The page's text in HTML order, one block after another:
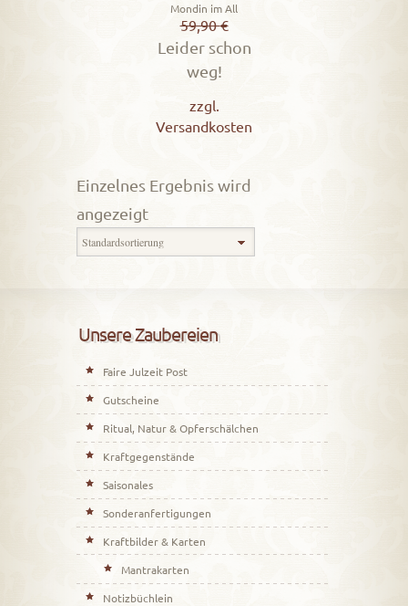
Mondin im All
59,90€
Leider schon
weg!
zzgl.
Versandkosten
Einzelnes Ergebnis wird
angezeigt
Unsere Zaubereien
Faire Julzeit Post
Gutscheine
Ritual, Natur & Opferschälchen
Kraftgegenstände
Saisonales
Sonderanfertigungen
Kraftbilder & Karten
Mantrakarten
Notizbüchlein